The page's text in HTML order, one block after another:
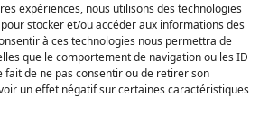
expériences, nous utilisons des technologies
stocker et/ou accéder aux informations des
à ces technologies nous permettra de
que le comportement de navigation ou les ID
fait de ne pas consentir ou de retirer son
un effet négatif sur certaines caractéristiques